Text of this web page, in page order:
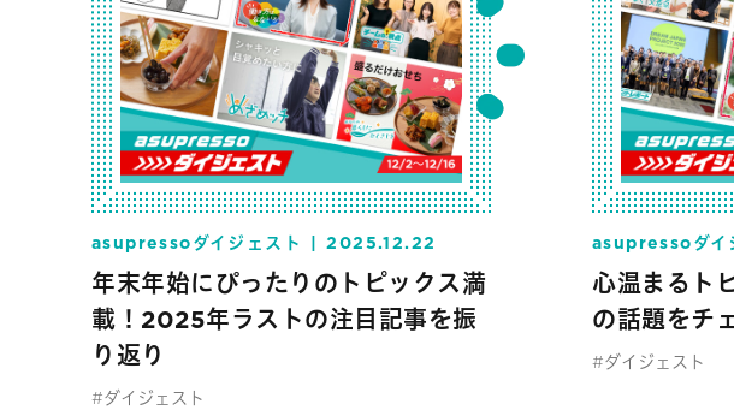
asupressoダイジェスト 2025.12.22
年末年始にぴったりのトピックス満
載！2025年ラストの注目記事を振
り返り
#ダイジェスト
asupressoダイ
心温まるト
の話題をチ
#ダイジェスト